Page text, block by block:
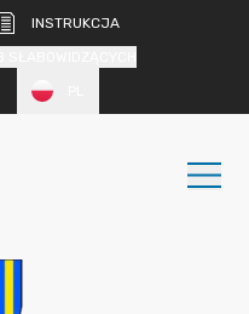
INSTRUKCJA